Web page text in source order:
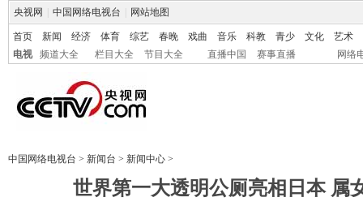
央视网 中国网络电视台 网站地图
首页 新闻 经济 体育 综艺 春晚 戏曲 音乐 科教 青少 文化
艺术
电视
频道大全 栏目大全 节目大全 直播中国 赛事直播 网络
中国网络电视台 > 新闻台 > 新闻中心 >
世界第一大透明公厕亮相日本 属